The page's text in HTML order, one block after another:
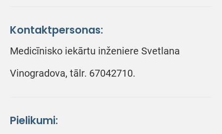
Kontaktpersonas:
Medicīnisko iekārtu inženiere Svetlana
Vinogradova, tālr. 67042710.
Pielikumi: